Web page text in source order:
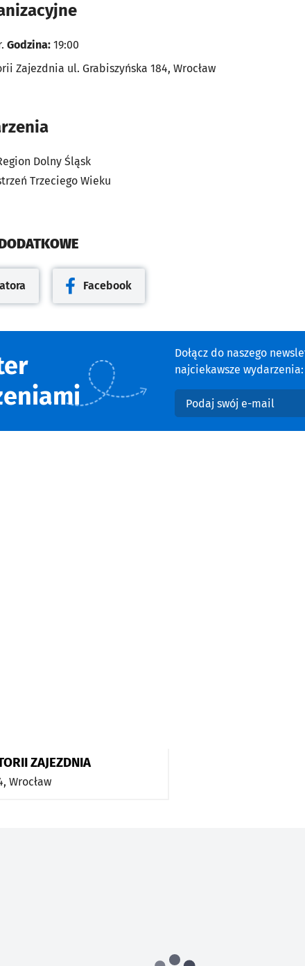
Godzina: 19:00
Zajezdnia ul. Grabiszyńska 184, Wrocław
Dolny Śląsk
Trzeciego Wieku
Otwiera się w nowej karcie
Facebook
Dołącz do naszego
najciekawsze
Podaj swój e-mail
ZAJEZDNIA
Wrocław